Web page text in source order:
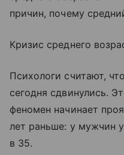
причин, почему
Кризис среднего
Психологи считают,
сегодня сдвинулись.
феномен начинает
лет раньше: у мужчин
в 35.